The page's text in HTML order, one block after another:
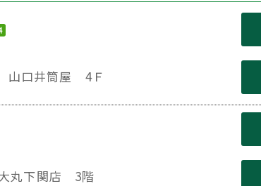
山口井筒屋 4Ｆ
丸下関店 3階